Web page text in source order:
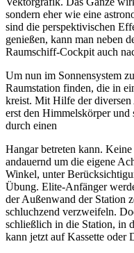
sondern eher wie eine
sind die perspektivischen
genießen, kann man neben
Raumschiff-Cockpit auch
Um nun im Sonnensystem
Raumstation finden, die in
kreist. Mit Hilfe der diversen
erst den Himmelskörper
durch einen
Hangar betreten kann.
andauernd um die eigene
Winkel, unter
Übung. Elite-Anfänger
der Außenwand der Station
schluchzend verzweifeln.
schließlich in die Station, in
kann jetzt auf Kassette oder